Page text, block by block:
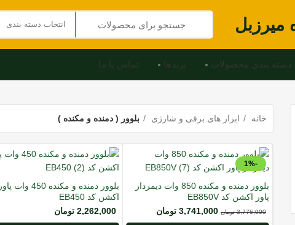
میرزبل انتخاب دسته بندی
دسته بندی محصولات برندها تماس با ما
خانه ابزار های برقی و شارژی بلوور ( دمنده و مکنده )
-1%
بلوور دمنده و مکنده 850 وات دیمردار
پاور اکشن کد EB850V
3,776,000 تومان 3,741,000 تومان
بلوور دمنده و مکنده 450 وات پاور
اکشن کد EB450
2,262,000 تومان